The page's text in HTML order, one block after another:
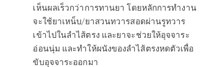
เห็นผลเร็วกว่าการทานยา โดยหลักการทำงาน
จะใช้ยาเหน็บ/ยาสวนทวารสอดผ่านรูทวาร
เข้าไปในลำไส้ตรง และยาจะช่วยให้อุจจาระ
อ่อนนุ่ม และทำให้ผนังของลำไส้ตรงหดตัวเพื่อ
ขับอุจจาระออกมา